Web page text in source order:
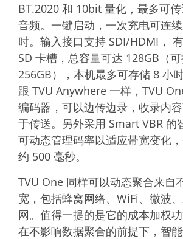
BT.2020 和 10bit 量化，最多可
音频。一键启动，一次充电可连
时。输入接口支持 SDI/HDMI，
SD 卡槽，总容量可达 128GB（
256GB），本机最多可存储 8 小
跟 TVU Anywhere 一样，TVU
编码器，可以边传边录，收录内
于传送。另外采用 Smart VBR 的
可动态管理码率以适应带宽变化
约 500 毫秒。
TVU One 同样可以动态聚合来自
宽，包括蜂窝网络、WiFi、微波
网。值得一提的是它的成本加权
在不影响数据聚合的前提下，智